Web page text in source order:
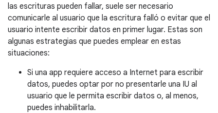
las escrituras pueden fallar, suele ser necesario
comunicarle al usuario que la escritura falló o evitar que el
usuario intente escribir datos en primer lugar. Estas son
algunas estrategias que puedes emplear en estas
situaciones:
Si una app requiere acceso a Internet para escribir
datos, puedes optar por no presentarle una IU al
usuario que le permita escribir datos o, al menos,
puedes inhabilitarla.